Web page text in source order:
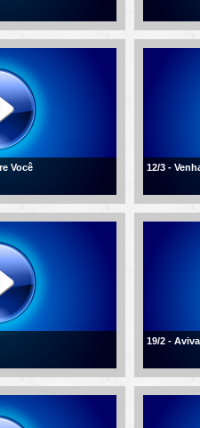
Você 12/3 -
19/2 -